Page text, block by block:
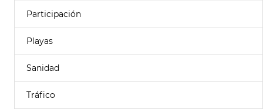
Participación
Playas
Sanidad
Tráfico